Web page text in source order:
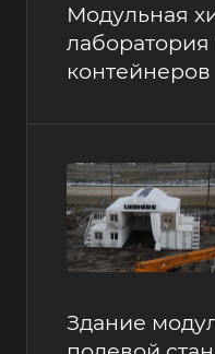
Модульная
лаборатория
контейнеров
Здание